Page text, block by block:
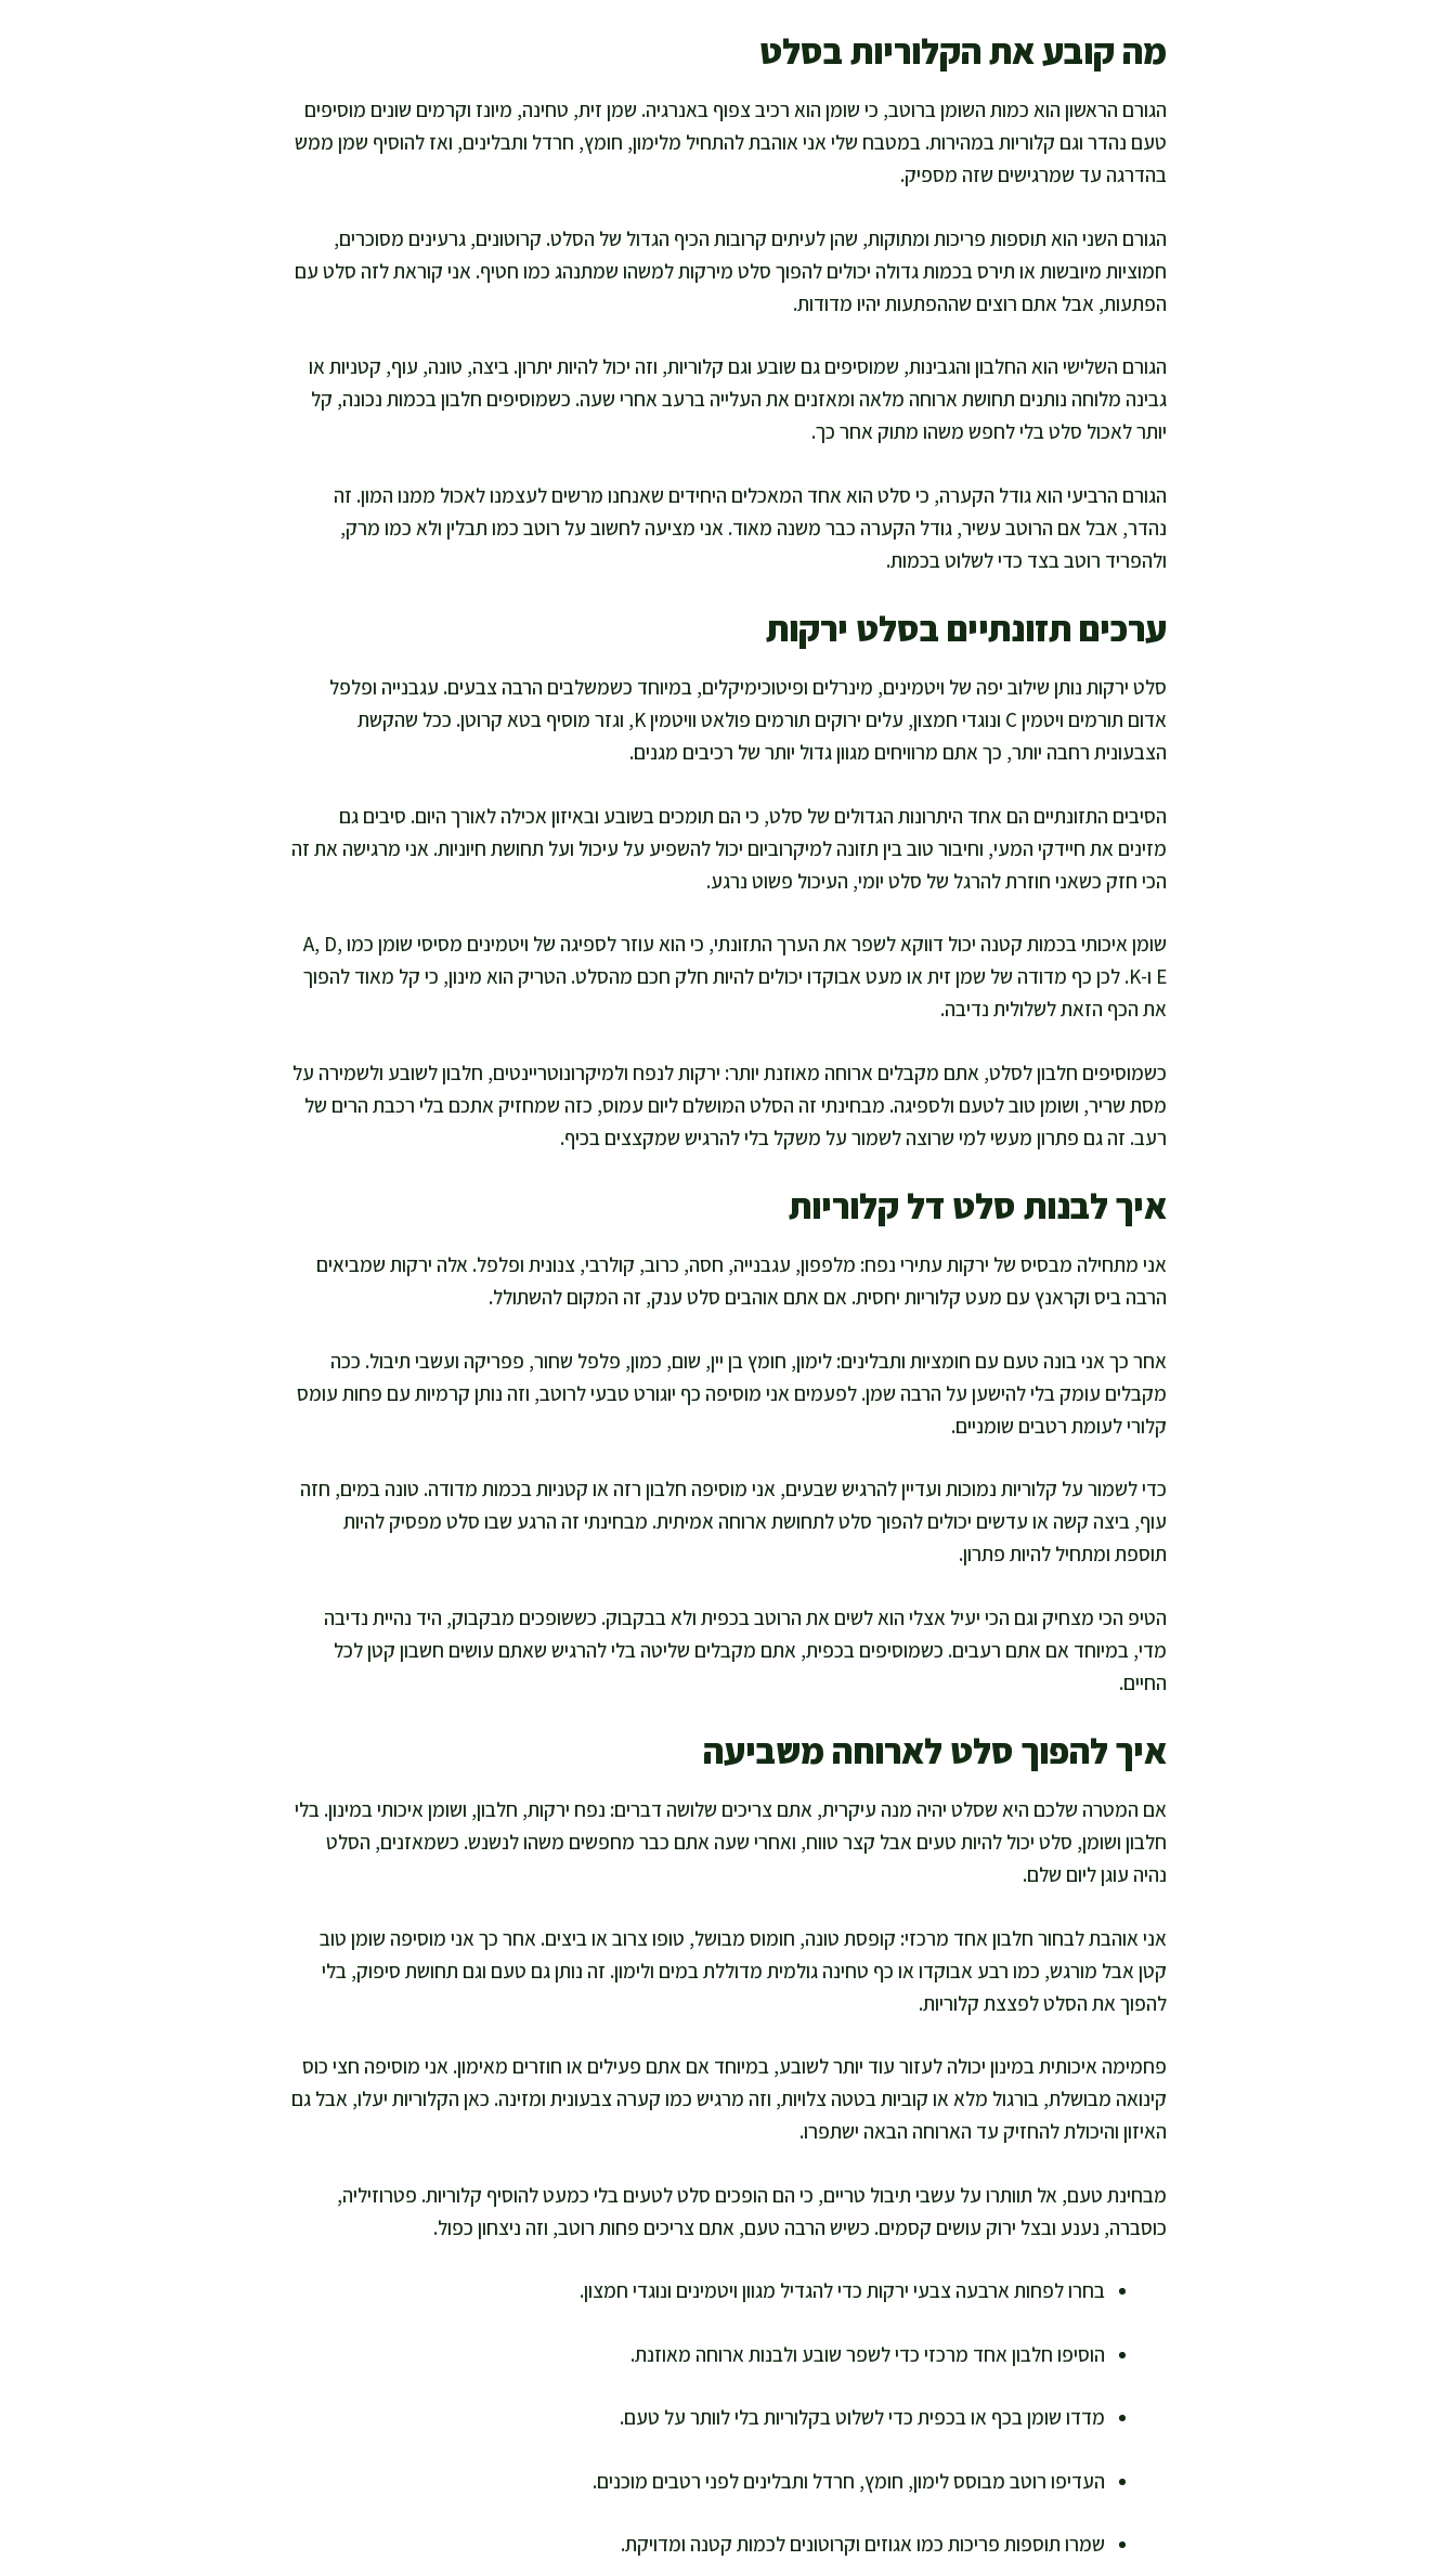
מה קובע את הקלוריות בסלט
הגורם הראשון הוא כמות השומן ברוטב, כי שומן הוא רכיב צפוף באנרגיה. שמן זית, טחינה, מיונז וקרמים שונים מוסיפים
טעם נהדר וגם קלוריות במהירות. במטבח שלי אני אוהבת להתחיל מלימון, חומץ, חרדל ותבלינים, ואז להוסיף שמן ממש
בהדרגה עד שמרגישים שזה מספיק.
הגורם השני הוא תוספות פריכות ומתוקות, שהן לעיתים קרובות הכיף הגדול של הסלט. קרוטונים, גרעינים מסוכרים,
חמוציות מיובשות או תירס בכמות גדולה יכולים להפוך סלט מירקות למשהו שמתנהג כמו חטיף. אני קוראת לזה סלט עם
הפתעות, אבל אתם רוצים שההפתעות יהיו מדודות.
הגורם השלישי הוא החלבון והגבינות, שמוסיפים גם שובע וגם קלוריות, וזה יכול להיות יתרון. ביצה, טונה, עוף, קטניות או
גבינה מלוחה נותנים תחושת ארוחה מלאה ומאזנים את העלייה ברעב אחרי שעה. כשמוסיפים חלבון בכמות נכונה, קל
יותר לאכול סלט בלי לחפש משהו מתוק אחר כך.
הגורם הרביעי הוא גודל הקערה, כי סלט הוא אחד המאכלים היחידים שאנחנו מרשים לעצמנו לאכול ממנו המון. זה
נהדר, אבל אם הרוטב עשיר, גודל הקערה כבר משנה מאוד. אני מציעה לחשוב על רוטב כמו תבלין ולא כמו מרק,
ולהפריד רוטב בצד כדי לשלוט בכמות.
ערכים תזונתיים בסלט ירקות
סלט ירקות נותן שילוב יפה של ויטמינים, מינרלים ופיטוכימיקלים, במיוחד כשמשלבים הרבה צבעים. עגבנייה ופלפל
אדום תורמים ויטמין C ונוגדי חמצון, עלים ירוקים תורמים פולאט וויטמין K, וגזר מוסיף בטא קרוטן. ככל שהקשת
הצבעונית רחבה יותר, כך אתם מרוויחים מגוון גדול יותר של רכיבים מגנים.
הסיבים התזונתיים הם אחד היתרונות הגדולים של סלט, כי הם תומכים בשובע ובאיזון אכילה לאורך היום. סיבים גם
מזינים את חיידקי המעי, וחיבור טוב בין תזונה למיקרוביום יכול להשפיע על עיכול ועל תחושת חיוניות. אני מרגישה את זה
הכי חזק כשאני חוזרת להרגל של סלט יומי, העיכול פשוט נרגע.
שומן איכותי בכמות קטנה יכול דווקא לשפר את הערך התזונתי, כי הוא עוזר לספיגה של ויטמינים מסיסי שומן כמו A, D,
E ו-K. לכן כף מדודה של שמן זית או מעט אבוקדו יכולים להיות חלק חכם מהסלט. הטריק הוא מינון, כי קל מאוד להפוך
את הכף הזאת לשלולית נדיבה.
כשמוסיפים חלבון לסלט, אתם מקבלים ארוחה מאוזנת יותר: ירקות לנפח ולמיקרונוטריינטים, חלבון לשובע ולשמירה על
מסת שריר, ושומן טוב לטעם ולספיגה. מבחינתי זה הסלט המושלם ליום עמוס, כזה שמחזיק אתכם בלי רכבת הרים של
רעב. זה גם פתרון מעשי למי שרוצה לשמור על משקל בלי להרגיש שמקצצים בכיף.
איך לבנות סלט דל קלוריות
אני מתחילה מבסיס של ירקות עתירי נפח: מלפפון, עגבנייה, חסה, כרוב, קולרבי, צנונית ופלפל. אלה ירקות שמביאים
הרבה ביס וקראנץ עם מעט קלוריות יחסית. אם אתם אוהבים סלט ענק, זה המקום להשתולל.
אחר כך אני בונה טעם עם חומציות ותבלינים: לימון, חומץ בן יין, שום, כמון, פלפל שחור, פפריקה ועשבי תיבול. ככה
מקבלים עומק בלי להישען על הרבה שמן. לפעמים אני מוסיפה כף יוגורט טבעי לרוטב, וזה נותן קרמיות עם פחות עומס
קלורי לעומת רטבים שומניים.
כדי לשמור על קלוריות נמוכות ועדיין להרגיש שבעים, אני מוסיפה חלבון רזה או קטניות בכמות מדודה. טונה במים, חזה
עוף, ביצה קשה או עדשים יכולים להפוך סלט לתחושת ארוחה אמיתית. מבחינתי זה הרגע שבו סלט מפסיק להיות
תוספת ומתחיל להיות פתרון.
הטיפ הכי מצחיק וגם הכי יעיל אצלי הוא לשים את הרוטב בכפית ולא בבקבוק. כששופכים מבקבוק, היד נהיית נדיבה
מדי, במיוחד אם אתם רעבים. כשמוסיפים בכפית, אתם מקבלים שליטה בלי להרגיש שאתם עושים חשבון קטן לכל
החיים.
איך להפוך סלט לארוחה משביעה
אם המטרה שלכם היא שסלט יהיה מנה עיקרית, אתם צריכים שלושה דברים: נפח ירקות, חלבון, ושומן איכותי במינון. בלי
חלבון ושומן, סלט יכול להיות טעים אבל קצר טווח, ואחרי שעה אתם כבר מחפשים משהו לנשנש. כשמאזנים, הסלט
נהיה עוגן ליום שלם.
אני אוהבת לבחור חלבון אחד מרכזי: קופסת טונה, חומוס מבושל, טופו צרוב או ביצים. אחר כך אני מוסיפה שומן טוב
קטן אבל מורגש, כמו רבע אבוקדו או כף טחינה גולמית מדוללת במים ולימון. זה נותן גם טעם וגם תחושת סיפוק, בלי
להפוך את הסלט לפצצת קלוריות.
פחמימה איכותית במינון יכולה לעזור עוד יותר לשובע, במיוחד אם אתם פעילים או חוזרים מאימון. אני מוסיפה חצי כוס
קינואה מבושלת, בורגול מלא או קוביות בטטה צלויות, וזה מרגיש כמו קערה צבעונית ומזינה. כאן הקלוריות יעלו, אבל גם
האיזון והיכולת להחזיק עד הארוחה הבאה ישתפרו.
מבחינת טעם, אל תוותרו על עשבי תיבול טריים, כי הם הופכים סלט לטעים בלי כמעט להוסיף קלוריות. פטרוזיליה,
כוסברה, נענע ובצל ירוק עושים קסמים. כשיש הרבה טעם, אתם צריכים פחות רוטב, וזה ניצחון כפול.
בחרו לפחות ארבעה צבעי ירקות כדי להגדיל מגוון ויטמינים ונוגדי חמצון.
הוסיפו חלבון אחד מרכזי כדי לשפר שובע ולבנות ארוחה מאוזנת.
מדדו שומן בכף או בכפית כדי לשלוט בקלוריות בלי לוותר על טעם.
העדיפו רוטב מבוסס לימון, חומץ, חרדל ותבלינים לפני רטבים מוכנים.
שמרו תוספות פריכות כמו אגוזים וקרוטונים לכמות קטנה ומדויקת.